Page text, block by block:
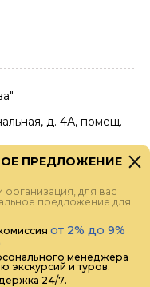
д. 4А, помещ.
ПРЕДЛОЖЕНИЕ
организация, для вас
предложение для
от 2% до 9%
менеджера
экскурсий и туров.
24/7.